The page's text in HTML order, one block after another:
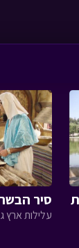
סיר הבשר
עלילות ארץ